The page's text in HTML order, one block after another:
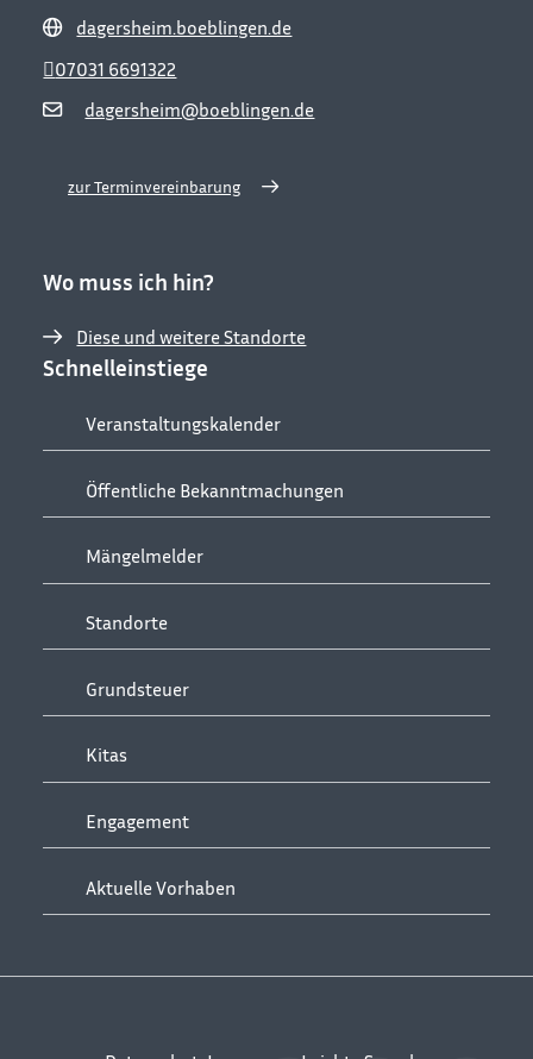
dagersheim.boeblingen.de
dagersheim@boeblingen.de
07031 6691322
zur Terminvereinbarung
Wo muss ich hin?
Diese und weitere Standorte
Schnelleinstiege
Veranstaltungskalender
Öffentliche Bekanntmachungen
Mängelmelder
Standorte
Grundsteuer
Kitas
Engagement
Aktuelle Vorhaben